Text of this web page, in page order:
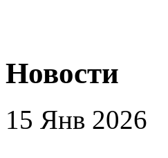
Новости
15 Янв 2026